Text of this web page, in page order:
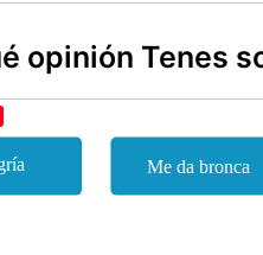
opinión Tenes